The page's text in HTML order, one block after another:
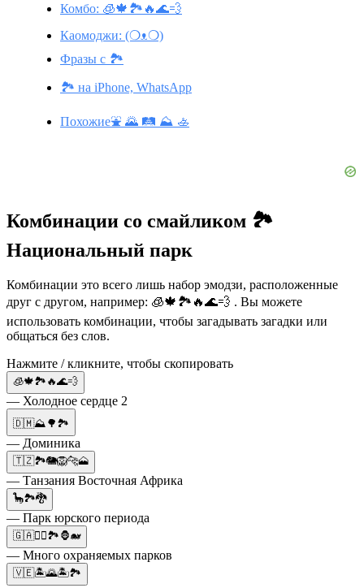
Комбо: 🧊🍁🏞️🔥🌊💨
Каомоджи: (❍ᴥ❍)
Фразы с 🏞️
🏞️ на iPhone, WhatsApp
Похожие⛲ 🌄 🛤️ ⛰️ 🚣
Комбинации со смайликом 🏞️
Национальный парк
Комбинации это всего лишь набор эмодзи, расположенные
друг с другом, например: 🧊🍁🏞️🔥🌊💨 . Вы можете
использовать комбинации, чтобы загадывать загадки или
общаться без слов.
Нажмите / кликните, чтобы скопировать
🧊🍁🏞️🔥🌊💨
— Холодное сердце 2
🇩🇲⛰️🌳🏞️
— Доминика
🇹🇿🏞️🐘🦁🐆🗻
— Танзания Восточная Африка
🦕🏞️🐉
— Парк юрского периода
🇬🇦💂‍♂️🏞️🦍🐋
— Много охраняемых парков
🇻🇪🏝️🌄🏝️🏞️